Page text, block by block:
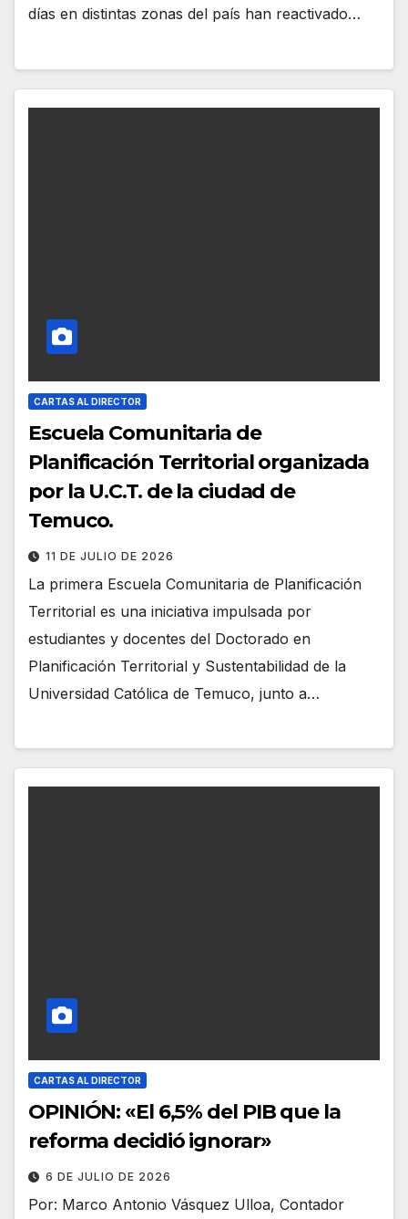
días en distintas zonas del país han reactivado…
CARTAS AL DIRECTOR
Escuela Comunitaria de
Planificación Territorial organizada
por la U.C.T. de la ciudad de
Temuco.
11 DE JULIO DE 2026
La primera Escuela Comunitaria de Planificación
Territorial es una iniciativa impulsada por
estudiantes y docentes del Doctorado en
Planificación Territorial y Sustentabilidad de la
Universidad Católica de Temuco, junto a…
CARTAS AL DIRECTOR
OPINIÓN: «El 6,5% del PIB que la
reforma decidió ignorar»
6 DE JULIO DE 2026
Por: Marco Antonio Vásquez Ulloa, Contador